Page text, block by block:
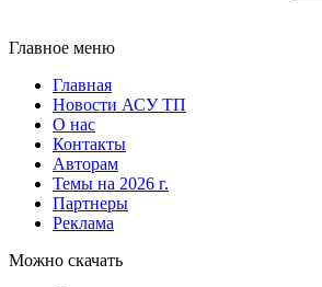
Главное меню
Главная
Новости АСУ ТП
О нас
Контакты
Авторам
Темы на 2026 г.
Партнеры
Реклама
Можно скачать